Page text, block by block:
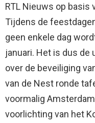
RTL Nieuws op basis
Tijdens de
geen enkele dag
januari. Het is dus de
over de beveiliging
van de Nest ronde
voormalig
voorlichting van het